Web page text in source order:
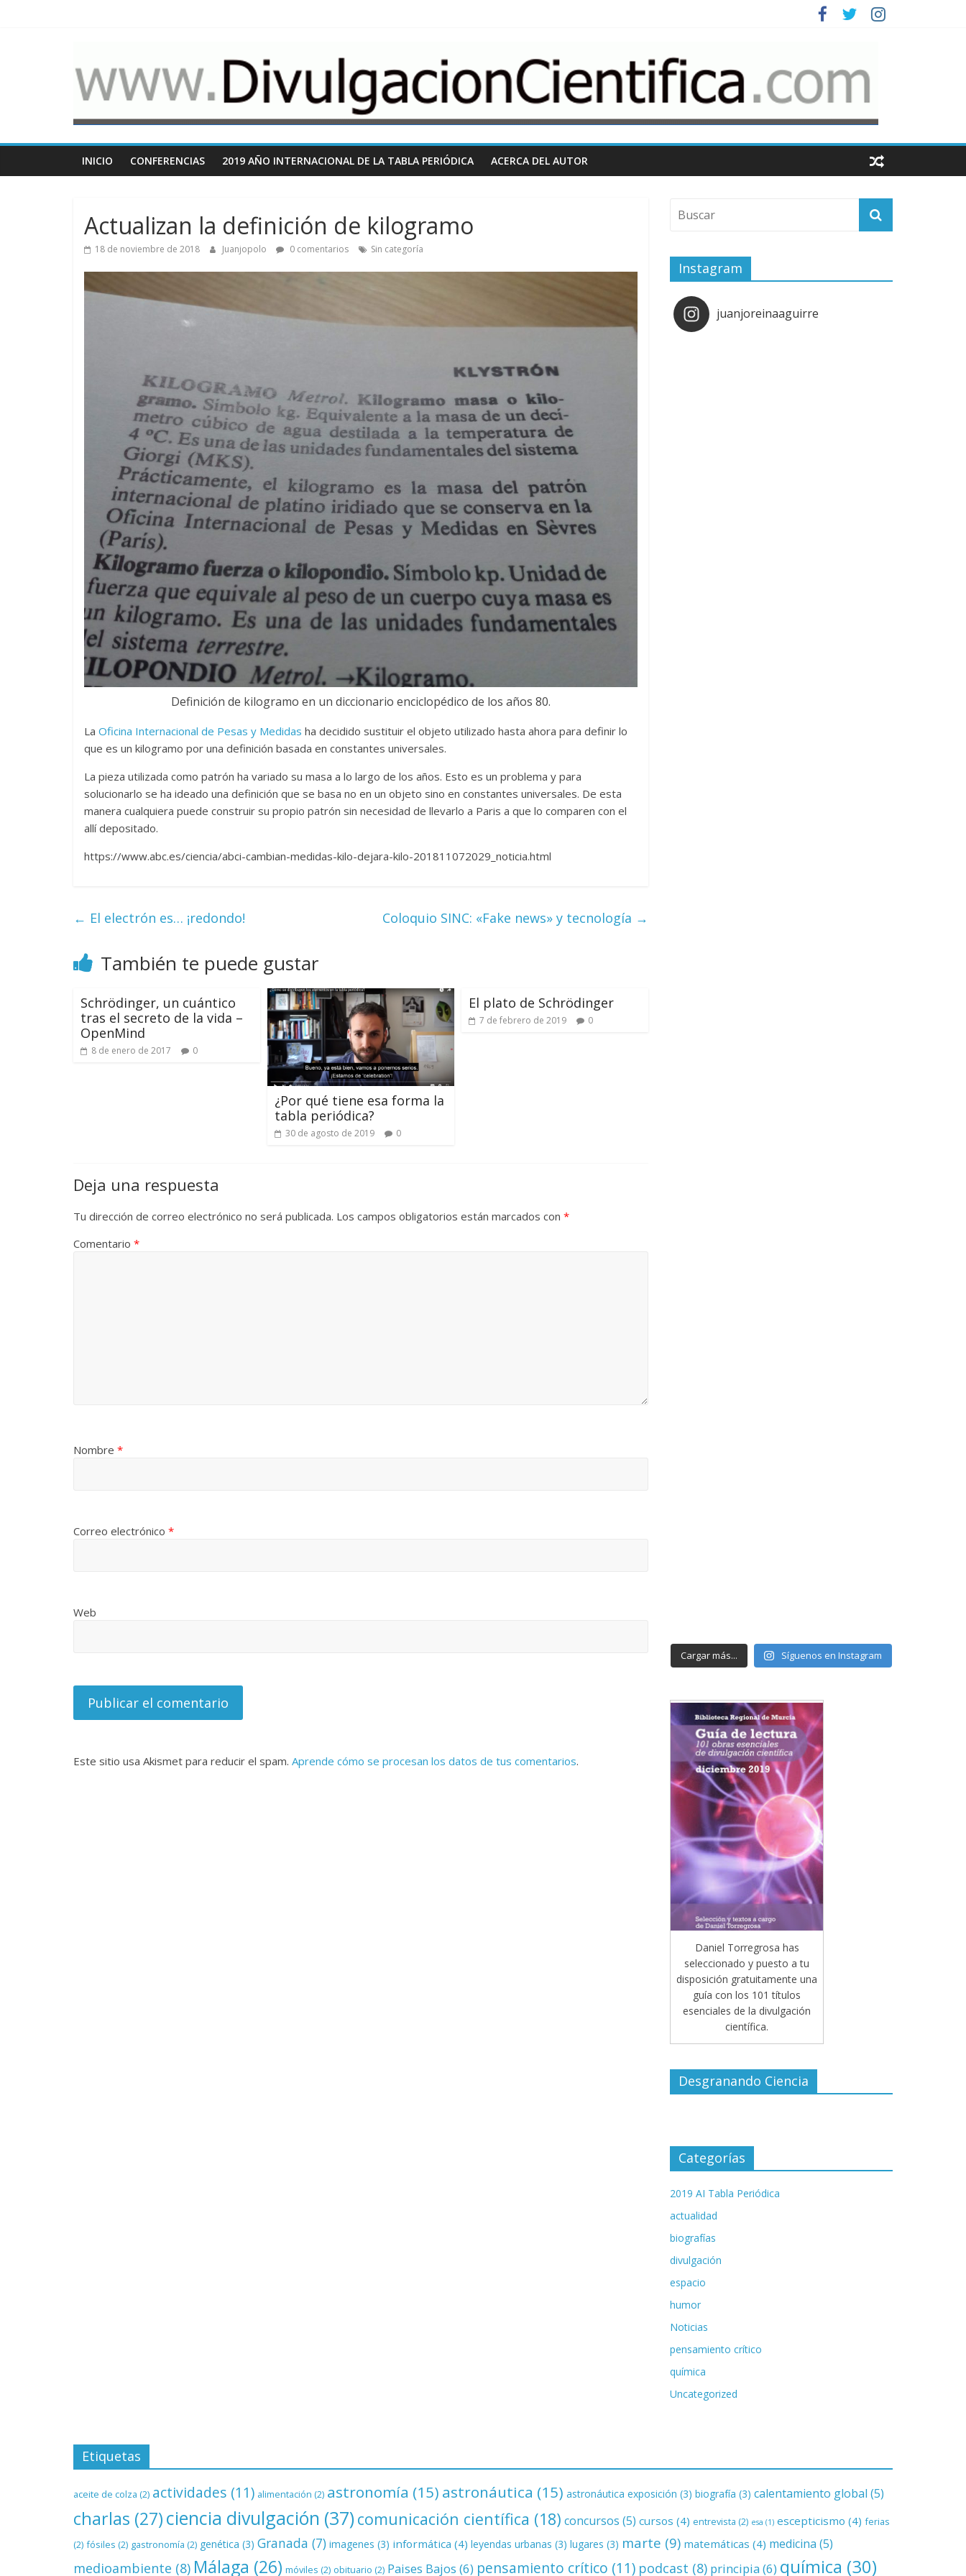
www.DivulgacionCientifica.com
Cosas
con
la
divulgación
de
INICIO CONFERENCIAS 2019 AÑO INTERNACIONAL DE LA TABLA PERIÓDICA ACERCA DEL AUTOR
Actualizan la definición de kilogramo
18 de noviembre de 2018 Juanjopolo 0 comentarios Sin categoría
Definición de kilogramo en un diccionario enciclopédico de los años 80.
La Oficina Internacional de Pesas y Medidas ha decidido sustituir el objeto utilizado hasta ahora para definir lo
que es un kilogramo por una definición basada en constantes universales.
La pieza utilizada como patrón ha variado su masa a lo largo de los años. Esto es un problema y para
solucionarlo se ha ideado una definición que se basa no en un objeto sino en constantes universales. De esta
manera cualquiera puede construir su propio patrón sin necesidad de llevarlo a Paris a que lo comparen con el
allí depositado.
https://www.abc.es/ciencia/abci-cambian-medidas-kilo-dejara-kilo-201811072029_noticia.html
← El electrón es… ¡redondo! Coloquio SINC: «Fake news» y tecnología →
También te puede gustar
Schrödinger, un cuántico
tras el secreto de la vida –
OpenMind
8 de enero de 2017 0
¿Por qué tiene esa forma la
tabla periódica?
30 de agosto de 2019 0
El plato de Schrödinger
7 de febrero de 2019 0
Deja una respuesta
Tu dirección de correo electrónico no será publicada. Los campos obligatorios están marcados con *
Comentario *
Nombre *
Correo electrónico *
Web
Este sitio usa Akismet para reducir el spam. Aprende cómo se procesan los datos de tus comentarios.
Instagram
juanjoreinaaguirre
Cargar más... Síguenos en Instagram
Daniel Torregrosa has
seleccionado y puesto a tu
disposición gratuitamente una
guía con los 101 títulos
esenciales de la divulgación
científica.
Desgranando Ciencia
Categorías
2019 AI Tabla Periódica
actualidad
biografías
divulgación
espacio
humor
Noticias
pensamiento crítico
química
Uncategorized
Etiquetas
aceite de colza (2) actividades (11) alimentación (2) astronomía (15) astronáutica (15) astronáutica exposición (3) biografía (3) calentamiento global (5)
charlas (27)ciencia divulgación (37) comunicación científica (18) concursos (5) cursos (4) entrevista (2) esa (1) escepticismo (4) ferias
(2) fósiles (2) gastronomía (2) genética (3) Granada (7) imagenes (3) informática (4) leyendas urbanas (3) lugares (3) marte (9) matemáticas (4) medicina (5)
medioambiente (8) Málaga (26) móviles (2) obituario (2) Paises Bajos (6) pensamiento crítico (11) podcast (8) principia(6) química (30)